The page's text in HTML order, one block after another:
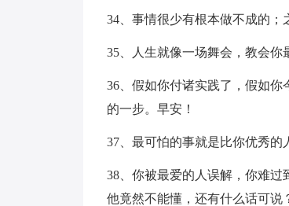
34、事情很少有根本做不成的；
35、人生就像一场舞会，教会你
36、假如你付诸实践了，假如
的一步。早安！
37、最可怕的事就是比你优秀的
38、你被最爱的人误解，你难
他竟然不能懂，还有什么话可说